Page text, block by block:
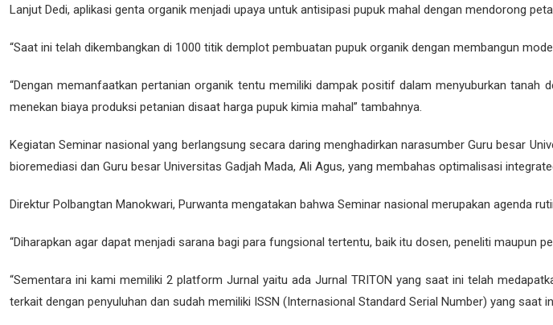
Lanjut Dedi, aplikasi genta organik menjadi upaya untuk antisipasi pupuk mahal dengan mendorong
“Saat ini telah dikembangkan di 1000 titik demplot pembuatan pupuk organik dengan membangun
“Dengan memanfaatkan pertanian organik tentu memiliki dampak positif dalam menyuburkan
menekan biaya produksi petanian disaat harga pupuk kimia mahal” tambahnya.
Kegiatan Seminar nasional yang berlangsung secara daring menghadirkan narasumber Guru besar
bioremediasi dan Guru besar Universitas Gadjah Mada, Ali Agus, yang membahas optimalisasi
Direktur Polbangtan Manokwari, Purwanta mengatakan bahwa Seminar nasional merupakan agenda
“Diharapkan agar dapat menjadi sarana bagi para fungsional tertentu, baik itu dosen, peneliti maupun
“Sementara ini kami memiliki 2 platform Jurnal yaitu ada Jurnal TRITON yang saat ini telah
terkait dengan penyuluhan dan sudah memiliki ISSN (Internasional Standard Serial Number) yang saat